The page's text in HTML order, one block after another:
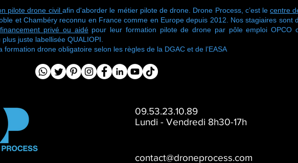
façades
examen de
CATS !
pilote drone civil afin d'aborder le métier pilote de drone. Drone Process, c’est lecentre
et Chambéry reconnu en France comme en Europe depuis 2012. Nos stagiaires sont
financement privé ou aidépour leur formation pilote de drone par pôle emploi OPCO
juste labellisée QUALIOPI.
drone obligatoire selon les règles de la DGAC et de l’EASA
09.53.23.10.89
Lundi - Vendredi 8h30-17h
contact@droneprocess.com